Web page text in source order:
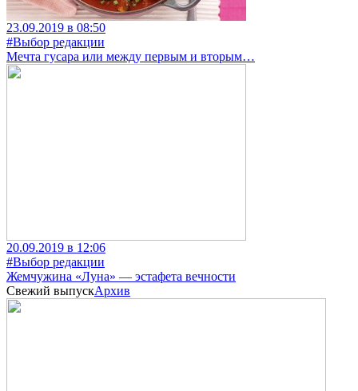
23.09.2019 в 08:50
#Выбор редакции
Мечта гусара или между первым и вторым…
20.09.2019 в 12:06
#Выбор редакции
Жемчужина «Луна» — эстафета вечности
Свежий выпускАрхив